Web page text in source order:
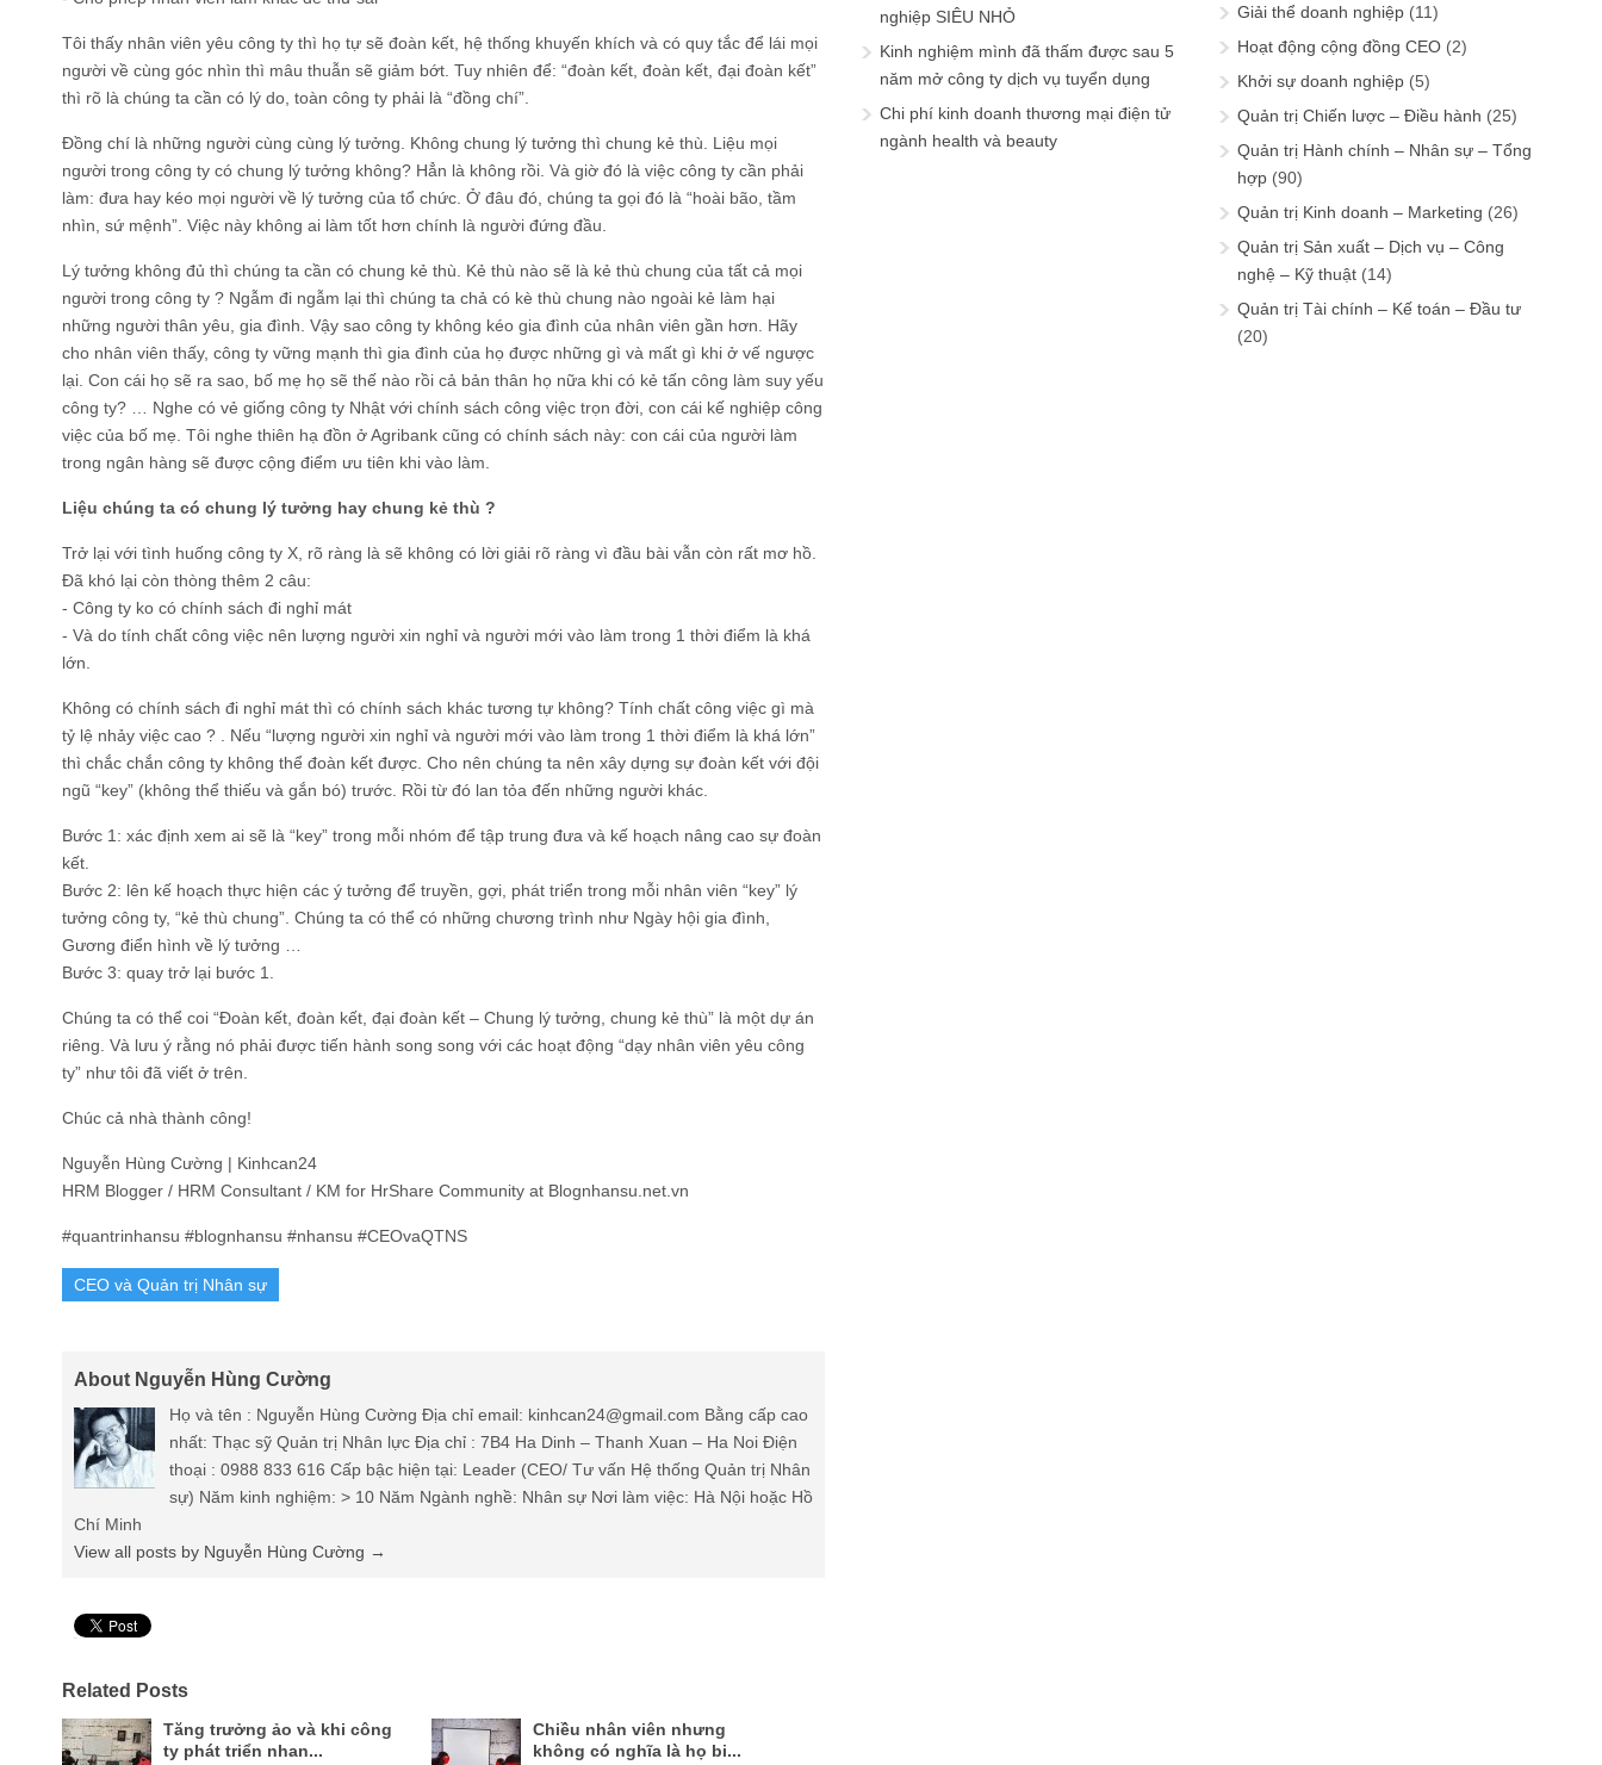
Tôi thấy nhân viên yêu công ty thì họ tự sẽ đoàn kết, hệ thống khuyến khích và có quy tắc để lái mọi
người về cùng góc nhìn thì mâu thuẫn sẽ giảm bớt. Tuy nhiên để: “đoàn kết, đoàn kết, đại đoàn kết”
thì rõ là chúng ta cần có lý do, toàn công ty phải là “đồng chí”.
Đồng chí là những người cùng cùng lý tưởng. Không chung lý tưởng thì chung kẻ thù. Liệu mọi
người trong công ty có chung lý tưởng không? Hẳn là không rồi. Và giờ đó là việc công ty cần phải
làm: đưa hay kéo mọi người về lý tưởng của tổ chức. Ở đâu đó, chúng ta gọi đó là “hoài bão, tầm
nhìn, sứ mệnh”. Việc này không ai làm tốt hơn chính là người đứng đầu.
Lý tưởng không đủ thì chúng ta cần có chung kẻ thù. Kẻ thù nào sẽ là kẻ thù chung của tất cả mọi
người trong công ty ? Ngẫm đi ngẫm lại thì chúng ta chả có kè thù chung nào ngoài kẻ làm hại
những người thân yêu, gia đình. Vậy sao công ty không kéo gia đình của nhân viên gần hơn. Hãy
cho nhân viên thấy, công ty vững mạnh thì gia đình của họ được những gì và mất gì khi ở vế ngược
lại. Con cái họ sẽ ra sao, bố mẹ họ sẽ thế nào rồi cả bản thân họ nữa khi có kẻ tấn công làm suy yếu
công ty? … Nghe có vẻ giống công ty Nhật với chính sách công việc trọn đời, con cái kế nghiệp công
việc của bố mẹ. Tôi nghe thiên hạ đồn ở Agribank cũng có chính sách này: con cái của người làm
trong ngân hàng sẽ được cộng điểm ưu tiên khi vào làm.
Liệu chúng ta có chung lý tưởng hay chung kẻ thù ?
Trở lại với tình huống công ty X, rõ ràng là sẽ không có lời giải rõ ràng vì đầu bài vẫn còn rất mơ hồ.
Đã khó lại còn thòng thêm 2 câu:
- Công ty ko có chính sách đi nghỉ mát
- Và do tính chất công việc nên lượng người xin nghỉ và người mới vào làm trong 1 thời điểm là khá
lớn.
Không có chính sách đi nghỉ mát thì có chính sách khác tương tự không? Tính chất công việc gì mà
tỷ lệ nhảy việc cao ? . Nếu “lượng người xin nghỉ và người mới vào làm trong 1 thời điểm là khá lớn”
thì chắc chắn công ty không thể đoàn kết được. Cho nên chúng ta nên xây dựng sự đoàn kết với đội
ngũ “key” (không thể thiếu và gắn bó) trước. Rồi từ đó lan tỏa đến những người khác.
Bước 1: xác định xem ai sẽ là “key” trong mỗi nhóm để tập trung đưa và kế hoạch nâng cao sự đoàn
kết.
Bước 2: lên kế hoạch thực hiện các ý tưởng để truyền, gợi, phát triển trong mỗi nhân viên “key” lý
tưởng công ty, “kẻ thù chung”. Chúng ta có thể có những chương trình như Ngày hội gia đình,
Gương điển hình về lý tưởng …
Bước 3: quay trở lại bước 1.
Chúng ta có thể coi “Đoàn kết, đoàn kết, đại đoàn kết – Chung lý tưởng, chung kẻ thù” là một dự án
riêng. Và lưu ý rằng nó phải được tiến hành song song với các hoạt động “dạy nhân viên yêu công
ty” như tôi đã viết ở trên.
Chúc cả nhà thành công!
Nguyễn Hùng Cường | Kinhcan24
HRM Blogger / HRM Consultant / KM for HrShare Community at Blognhansu.net.vn
#quantrinhansu #blognhansu #nhansu #CEOvaQTNS
CEO và Quản trị Nhân sự
About Nguyễn Hùng Cường
Họ và tên : Nguyễn Hùng Cường Địa chỉ email: kinhcan24@gmail.com Bằng cấp cao
nhất: Thạc sỹ Quản trị Nhân lực Địa chỉ : 7B4 Ha Dinh – Thanh Xuan – Ha Noi Điện
thoại : 0988 833 616 Cấp bậc hiện tại: Leader (CEO/ Tư vấn Hệ thống Quản trị Nhân
sự) Năm kinh nghiệm: > 10 Năm Ngành nghề: Nhân sự Nơi làm việc: Hà Nội hoặc Hồ
Chí Minh
View all posts by Nguyễn Hùng Cường →
Related Posts
Tăng trưởng ảo và khi công
ty phát triển nhan...
Chiều nhân viên nhưng
không có nghĩa là họ bi...
nghiệp SIÊU NHỎ
Kinh nghiệm mình đã thấm được sau 5
năm mở công ty dịch vụ tuyển dụng
Chi phí kinh doanh thương mại điện tử
ngành health và beauty
Giải thể doanh nghiệp (11)
Hoạt động cộng đồng CEO (2)
Khởi sự doanh nghiệp (5)
Quản trị Chiến lược – Điều hành (25)
Quản trị Hành chính – Nhân sự – Tổng
hợp (90)
Quản trị Kinh doanh – Marketing (26)
Quản trị Sản xuất – Dịch vụ – Công
nghệ – Kỹ thuật (14)
Quản trị Tài chính – Kế toán – Đầu tư
(20)